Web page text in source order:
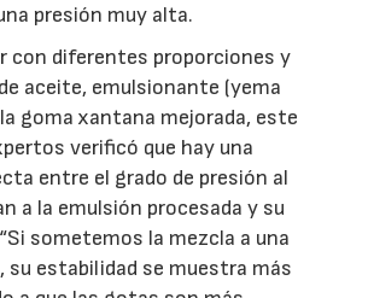
presión muy alta.
con diferentes proporciones y
aceite, emulsionante (yema
goma xantana mejorada, este
verificó que hay una
entre el grado de presión al
a la emulsión procesada y su
sometemos la mezcla a una
su estabilidad se muestra más